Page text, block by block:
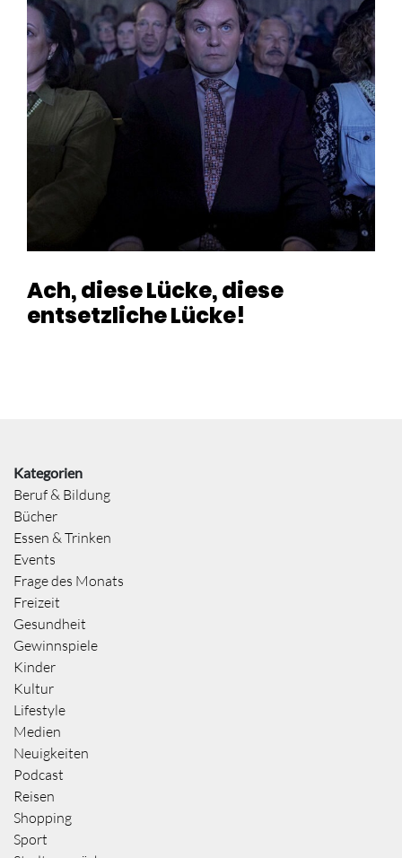
Ach, diese Lücke, diese
entsetzliche Lücke!
Kategorien
Beruf & Bildung
Bücher
Essen & Trinken
Events
Frage des Monats
Freizeit
Gesundheit
Gewinnspiele
Kinder
Kultur
Lifestyle
Medien
Neuigkeiten
Podcast
Reisen
Shopping
Sport